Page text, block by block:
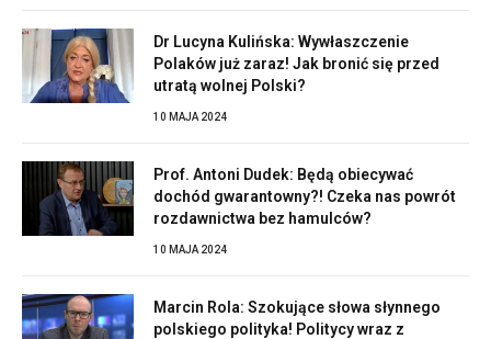
Dr Lucyna Kulińska: Wywłaszczenie
Polaków już zaraz! Jak bronić się przed
utratą wolnej Polski?
10 MAJA 2024
Prof. Antoni Dudek: Będą obiecywać
dochód gwarantowny?! Czeka nas powrót
rozdawnictwa bez hamulców?
10 MAJA 2024
Marcin Rola: Szokujące słowa słynnego
polskiego polityka! Politycy wraz z